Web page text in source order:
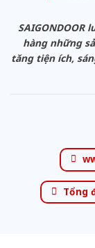
SAIGONDOOR
hàng những
tăng tiện ích,
Tổng